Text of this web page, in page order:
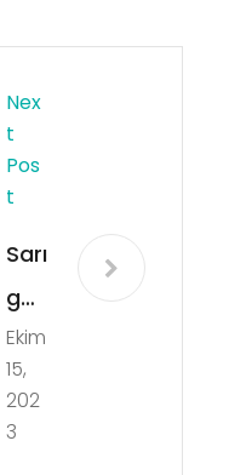
Nex
T
Pos
T
Sarı
göl
Vaji
na
Bey
Ekim
15,
202
3